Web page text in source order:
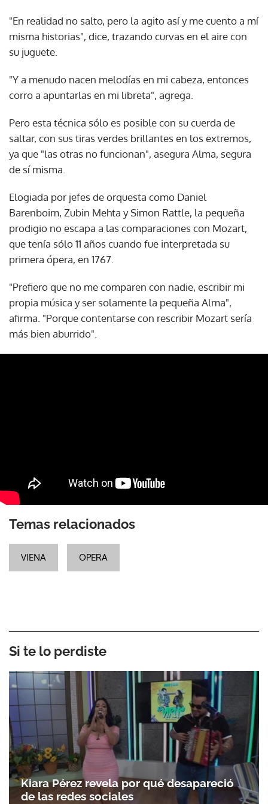
"En realidad no salto, pero la agito así y me cuento a mí
misma historias", dice, trazando curvas en el aire con
su juguete.
"Y a menudo nacen melodías en mi cabeza, entonces
corro a apuntarlas en mi libreta", agrega.
Pero esta técnica sólo es posible con su cuerda de
saltar, con sus tiras verdes brillantes en los extremos,
ya que "las otras no funcionan", asegura Alma, segura
de sí misma.
Elogiada por jefes de orquesta como Daniel
Barenboim, Zubin Mehta y Simon Rattle, la pequeña
prodigio no escapa a las comparaciones con Mozart,
que tenía sólo 11 años cuando fue interpretada su
primera ópera, en 1767.
"Prefiero que no me comparen con nadie, escribir mi
propia música y ser solamente la pequeña Alma",
afirma. "Porque contentarse con rescribir Mozart sería
más bien aburrido".
Temas relacionados
VIENA OPERA
Si te lo perdiste
Kiara Pérez revela por qué desapareció
de las redes sociales